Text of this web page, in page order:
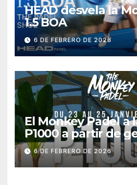
HEAD desvela la
1.5 BOA
6 DE FEBRERO DE 2026
El Monkey Padel a
P1000 a partir de
6 DE FEBRERO DE 2026